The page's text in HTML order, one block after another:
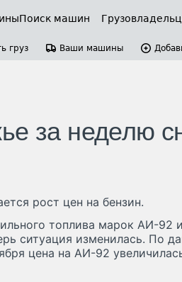
Поиск машин
груз Ваши машины
за неделю
рост цен на бензин.
топлива марок АИ-92
ситуация изменилась. По
цена на АИ-92